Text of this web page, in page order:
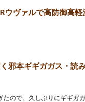
ウヴァルで高防御高軽
邪本ギギガガス・読
たので、久しぶりにギギガ